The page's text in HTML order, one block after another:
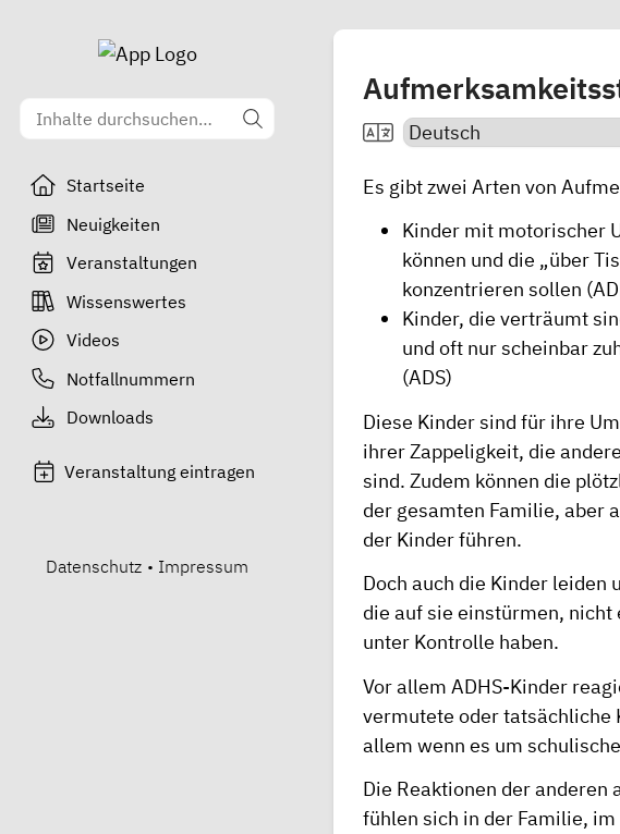
Startseite
Neuigkeiten
Veranstaltungen
Wissenswertes
Videos
Notfallnummern
Downloads
Veranstaltung eintragen
Datenschutz • Impressum
Es gibt zwei Arten von
Kinder mit motorischer
können und die „über
konzentrieren sollen
Kinder, die verträumt
und oft nur scheinbar
(ADS)
Diese Kinder sind für ihre
ihrer Zappeligkeit, die
sind. Zudem können die
der gesamten Familie, aber
der Kinder führen.
Doch auch die Kinder leiden
die auf sie einstürmen, nicht
unter Kontrolle haben.
Vor allem ADHS-Kinder
vermutete oder tatsächliche
allem wenn es um
Die Reaktionen der
fühlen sich in der Familie,